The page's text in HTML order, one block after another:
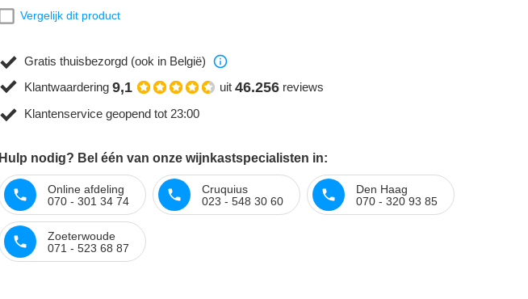
Vergelijk dit product
Gratis thuisbezorgd (ook in België)
Klantwaardering 9,1 uit 46.256 reviews
Klantenservice geopend tot 23:00
Hulp nodig? Bel één van onze wijnkastspecialisten in:
Online afdeling
070 - 301 34 74
Cruquius
023 - 548 30 60
Den Haag
070 - 320 93 85
Zoeterwoude
071 - 523 68 87